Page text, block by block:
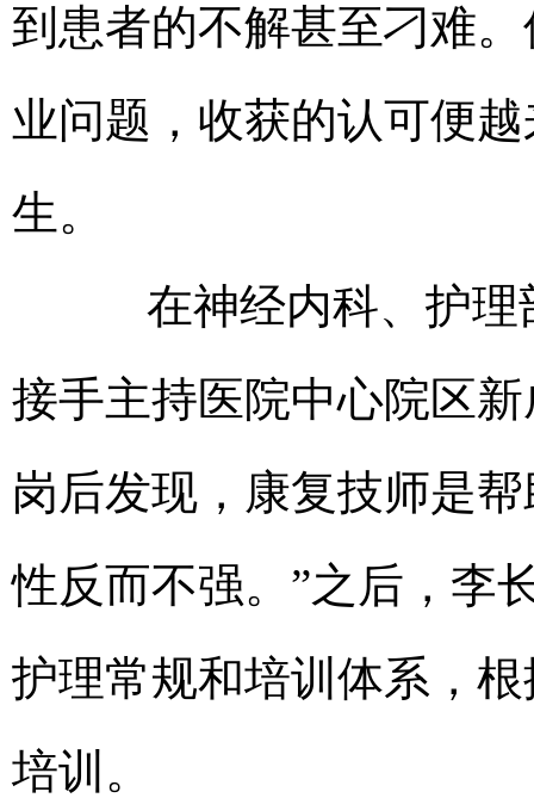
到患者的不解甚至刁难
业问题，收获的认可便
生。
在神经内科、护理
接手主持医院中心院区
岗后发现，康复技师是
性反而不强。”之后，李
护理常规和培训体系，
培训。